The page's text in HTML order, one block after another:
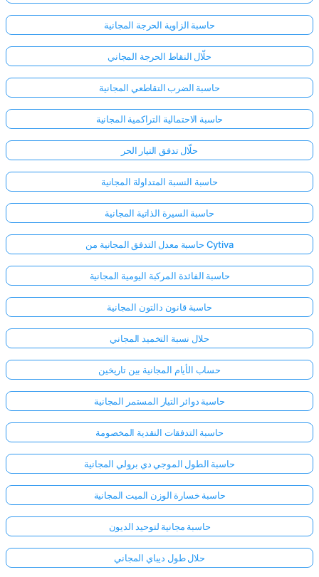
حاسبة الزاوية الحرجة المجانية
حلّال النقاط الحرجة المجاني
حاسبة الضرب التقاطعي المجانية
حاسبة الاحتمالية التراكمية المجانية
حلّال تدفق التيار الحر
حاسبة النسبة المتداولة المجانية
حاسبة السيرة الذاتية المجانية
حاسبة معدل التدفق المجانية من Cytiva
حاسبة الفائدة المركبة اليومية المجانية
حاسبة قانون دالتون المجانية
حلال نسبة التخميد المجاني
حساب الأيام المجانية بين تاريخين
حاسبة دوائر التيار المستمر المجانية
حاسبة التدفقات النقدية المخصومة
حاسبة الطول الموجي دي برولي المجانية
حاسبة خسارة الوزن الميت المجانية
حاسبة مجانية لتوحيد الديون
حلال طول ديباي المجاني